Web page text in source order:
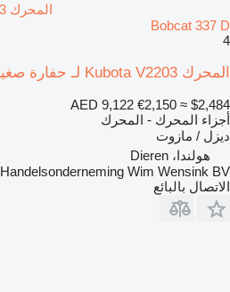
Bobcat 337 D
4
المحرك Kubota V2203 لـ حفارة صغيرة Bobcat 337 D
AED 9,122 €2,150 ≈ $2,484
أجزاء المحرك - المحرك
ديزل / مازوت
هولندا، Dieren
Handelsonderneming Wim Wensink BV
الاتصال بالبائع